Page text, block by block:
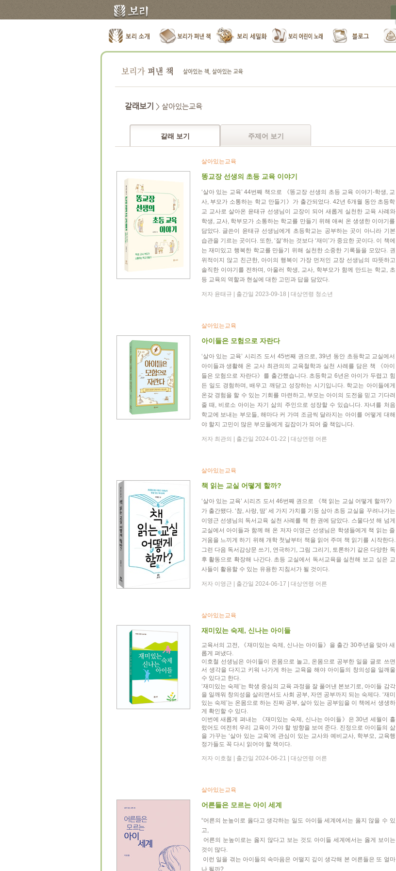
갈래보기 > 살아있는교육
갈래 보기 주제어 보기
살아있는교육
똥교장 선생의 초등 교육 이야기
‘살아 있는 교육’ 44번째 책으로 《똥교장 선생의 초등 교육 이야기-학생, 교
사, 부모가 소통하는 학교 만들기》가 출간되었다. 42년 6개월 동안 초등학
교 교사로 살아온 윤태규 선생님이 교장이 되어 새롭게 실천한 교육 사례와
학생, 교사, 학부모가 소통하는 학교를 만들기 위해 애써 온 생생한 이야기를
담았다. 글쓴이 윤태규 선생님에게 초등학교는 공부하는 곳이 아니라 기본
습관을 기르는 곳이다. 또한, ‘잘’하는 것보다 ‘재미’가 중요한 곳이다. 이 책에
는 재미있고 행복한 학교를 만들기 위해 실천한 소중한 기록들을 모았다. 권
위적이지 않고 친근한, 아이의 행복이 가장 먼저인 교장 선생님의 따뜻하고
솔직한 이야기를 전하며, 아울러 학생, 교사, 학부모가 함께 만드는 학교, 초
등 교육의 역할과 현실에 대한 고민과 답을 담았다.
저자 윤태규 | 출간일 2023-09-18 | 대상연령 청소년
살아있는교육
아이들은 모험으로 자란다
‘살아 있는 교육’ 시리즈 도서 45번째 권으로, 39년 동안 초등학교 교실에서
아이들과 생활해 온 교사 최관의의 교육철학과 실천 사례를 담은 책 《아이
들은 모험으로 자란다》를 출간했습니다. 초등학교 6년은 아이가 두렵고 힘
든 일도 경험하며, 배우고 깨닫고 성장하는 시기입니다. 학교는 아이들에게
온갖 경험을 할 수 있는 기회를 마련하고, 부모는 아이의 도전을 믿고 기다려
줄 때, 비로소 아이는 자기 삶의 주인으로 성장할 수 있습니다. 자녀를 처음
학교에 보내는 부모들, 해마다 커 가며 조금씩 달라지는 아이를 어떻게 대해
야 할지 고민이 많은 부모들에게 길잡이가 되어 줄 책입니다.
저자 최관의 | 출간일 2024-01-22 | 대상연령 어른
살아있는교육
책 읽는 교실 어떻게 할까?
‘살아 있는 교육’ 시리즈 도서 46번째 권으로 《책 읽는 교실 어떻게 할까?》
가 출간됐다. ‘참, 사랑, 땀’ 세 가지 가치를 기둥 삼아 초등 교실을 꾸려나가는
이영근 선생님의 독서교육 실천 사례를 책 한 권에 담았다. 스물다섯 해 넘게
교실에서 아이들과 함께 해 온 저자 이영근 선생님은 학생들에게 책 읽는 즐
거움을 느끼게 하기 위해 개학 첫날부터 책을 읽어 주며 책 읽기를 시작한다.
그런 다음 독서감상문 쓰기, 연극하기, 그림 그리기, 토론하기 같은 다양한 독
후 활동으로 확장해 나간다. 초등 교실에서 독서교육을 실천해 보고 싶은 교
사들이 활용할 수 있는 유용한 지침서가 될 것이다.
저자 이영근 | 출간일 2024-06-17 | 대상연령 어른
살아있는교육
재미있는 숙제, 신나는 아이들
교육서의 고전, 《재미있는 숙제, 신나는 아이들》을 출간 30주년을 맞아 새
롭게 펴냈다.
이호철 선생님은 아이들이 온몸으로 놀고, 온몸으로 공부한 일을 글로 쓰면
서 생각을 다지고 키워 나가게 하는 교육을 해야 아이들의 창의성을 일깨울
수 있다고 한다.
‘재미있는 숙제’는 학생 중심의 교육 과정을 잘 풀어낸 본보기로, 아이들 감각
을 일깨워 창의성을 살리면서도 사회 공부, 자연 공부까지 되는 숙제다. ‘재미
있는 숙제’는 온몸으로 하는 진짜 공부, 살아 있는 공부임을 이 책에서 생생하
게 확인할 수 있다.
이번에 새롭게 펴내는 《재미있는 숙제, 신나는 아이들》은 30년 세월이 흘
렀어도 여전히 우리 교육이 가야 할 방향을 보여 준다. 진정으로 아이들의 삶
을 가꾸는 ‘살아 있는 교육’에 관심이 있는 교사와 예비교사, 학부모, 교육행
정가들도 꼭 다시 읽어야 할 책이다.
저자 이호철 | 출간일 2024-06-21 | 대상연령 어른
살아있는교육
어른들은 모르는 아이 세계
“어른의 눈높이로 옳다고 생각하는 일도 아이들 세계에서는 옳지 않을 수 있
고,
어른의 눈높이로는 옳지 않다고 보는 것도 아이들 세계에서는 옳게 보이는
것이 많다.
이런 일을 겪는 아이들의 속마음은 어떨지 깊이 생각해 본 어른들은 또 얼마
나 될까?